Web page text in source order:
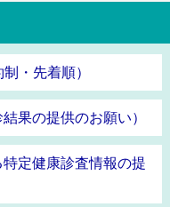
・先着順）
果の提供のお願い）
定健康診査情報の提